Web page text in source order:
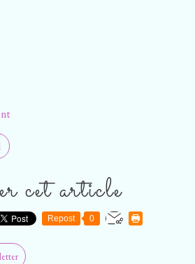
cet article
Repost 0